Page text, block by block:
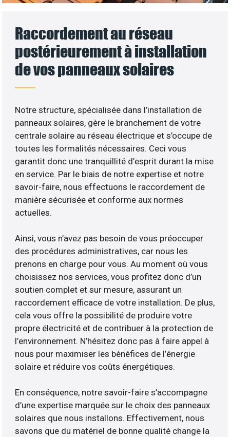
Raccordement au réseau
postérieurement à installation
de vos panneaux solaires
Notre structure, spécialisée dans l’installation de
panneaux solaires, gère le branchement de votre
centrale solaire au réseau électrique et s’occupe de
toutes les formalités nécessaires. Ceci vous
garantit donc une tranquillité d’esprit durant la mise
en service. Par le biais de notre expertise et notre
savoir-faire, nous effectuons le raccordement de
manière sécurisée et conforme aux normes
actuelles.
Ainsi, vous n’avez pas besoin de vous préoccuper
des procédures administratives, car nous les
prenons en charge pour vous. Au moment où vous
choisissez nos services, vous profitez donc d’un
soutien complet et sur mesure, assurant un
raccordement efficace de votre installation. De plus,
cela vous offre la possibilité de produire votre
propre électricité et de contribuer à la protection de
l’environnement. N’hésitez donc pas à faire appel à
nous pour maximiser les bénéfices de l’énergie
solaire et réduire vos coûts énergétiques.
En conséquence, notre savoir-faire s’accompagne
d’une expertise marquée sur le choix des panneaux
solaires que nous installons. Effectivement, nous
savons que du matériel de bonne qualité change la